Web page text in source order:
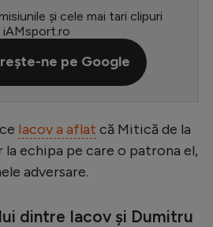
fotbalului
și cele mai tari clipuri
iAMsport.ro
ne pe Google
Iacov a aflat că Mitică de la
la echipa pe care o patrona el,
adversare.
dintre Iacov și Dumitru